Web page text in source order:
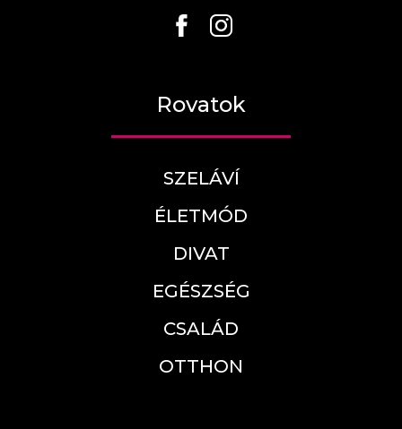
Rovatok
SZELÁVÍ
ÉLETMÓD
DIVAT
EGÉSZSÉG
CSALÁD
OTTHON